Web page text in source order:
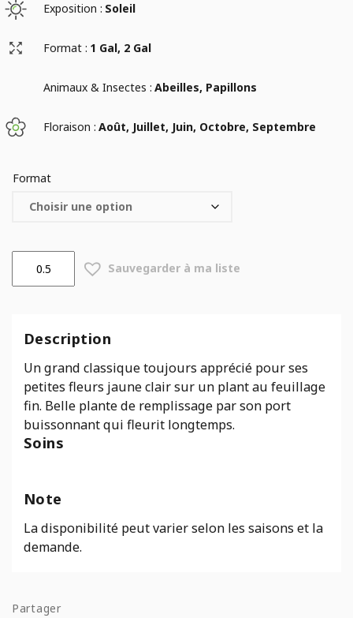
Exposition : Soleil
Format : 1 Gal, 2 Gal
Animaux & Insectes : Abeilles, Papillons
Floraison : Août, Juillet, Juin, Octobre, Septembre
Format
Coreopsis
Sauvegarder à ma liste
Description
Un grand classique toujours apprécié pour ses
petites fleurs jaune clair sur un plant au feuillage
fin. Belle plante de remplissage par son port
buissonnant qui fleurit longtemps.
Soins
Note
La disponibilité peut varier selon les saisons et la
demande.
Partager